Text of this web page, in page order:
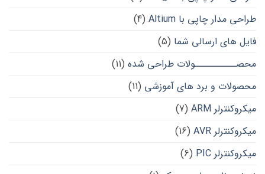
طراحی مدار چاپی با Altium
(4)
فایل های ارسالی شما (5)
محصــــــــــولات طراحی شده (11)
محصولات و برد های آموزشی (11)
میکروکنترلر ARM
(7)
میکروکنترلر AVR
(16)
میکروکنترلر PIC
(6)